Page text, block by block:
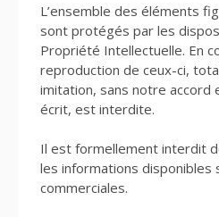
L’ensemble des éléments
sont protégés par les
Propriété Intellectuelle. En
reproduction de ceux-ci,
imitation, sans notre accord
écrit, est interdite.
Il est formellement interdit
les informations disponibles
commerciales.